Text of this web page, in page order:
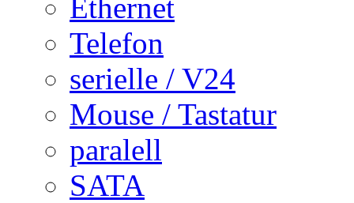
Ethernet
Telefon
serielle / V24
Mouse / Tastatur
paralell
SATA